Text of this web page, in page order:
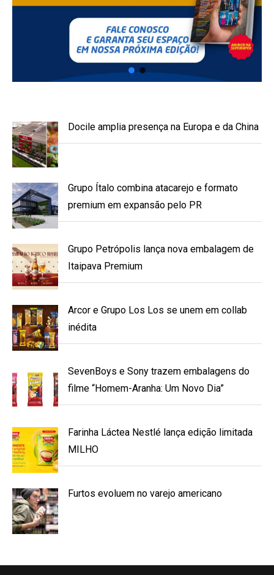
Docile amplia presença na Europa e da China
Grupo Ítalo combina atacarejo e formato
premium em expansão pelo PR
Grupo Petrópolis lança nova embalagem de
Itaipava Premium
Arcor e Grupo Los Los se unem em collab
inédita
SevenBoys e Sony trazem embalagens do
filme “Homem-Aranha: Um Novo Dia”
Farinha Láctea Nestlé lança edição limitada
MILHO
Furtos evoluem no varejo americano